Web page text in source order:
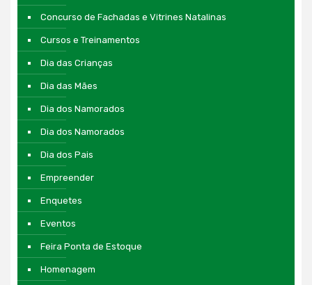
Concurso de Fachadas e Vitrines Natalinas
Cursos e Treinamentos
Dia das Crianças
Dia das Mães
Dia dos Namorados
Dia dos Namorados
Dia dos Pais
Empreender
Enquetes
Eventos
Feira Ponta de Estoque
Homenagem